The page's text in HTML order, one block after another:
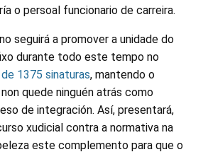
o persoal funcionario de carreira.
seguirá a promover a unidade do
durante todo este tempo no
1375 sinaturas, mantendo o
quede ninguén atrás como
de integración. Así, presentará,
xudicial contra a normativa na
este complemento para que o